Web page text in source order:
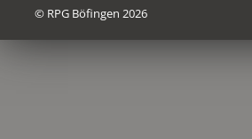
© RPG Böfingen 2026